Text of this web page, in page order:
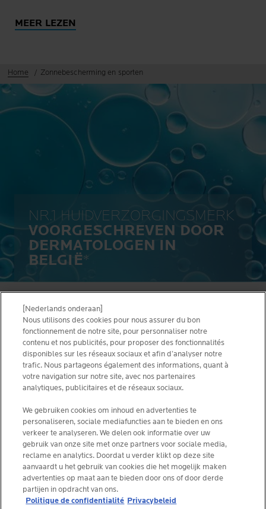
MEER LEZEN
Home Zonnebescherming en sporten
NR.1 HUIDVERZORGINGSMERK
VOORGESCHREVEN DOOR
DERMATOLOGEN IN
BELGIË*
ALGEMENE VOORWAARDEN
CONTACTEER ONS
PRIVACY POLICY
SITEMAP
COOKIES POLICY
NEWSLETTER
FOUNDATION LA ROCHE-POSAY
KIES JOUW LAND
La Roche-Posay Laboratoire Dermatologique CAI
86270 La Roche-Posay France
consumercareNL@loreal.com
[Nederlands onderaan]
Nous utilisons des cookies pour nous assurer du bon
fonctionnement de notre site, pour personnaliser notre
contenu et nos publicités, pour proposer des fonctionnalités
disponibles sur les réseaux sociaux et afin d’analyser notre
trafic. Nous partageons également des informations, quant à
votre navigation sur notre site, avec nos partenaires
analytiques, publicitaires et de réseaux sociaux.
We gebruiken cookies om inhoud en advertenties te
personaliseren, sociale mediafuncties aan te bieden en ons
verkeer te analyseren. We delen ook informatie over uw
gebruik van onze site met onze partners voor sociale media,
reclame en analytics. Doordat u verder klikt op deze site
aanvaardt u het gebruik van cookies die het mogelijk maken
advertenties op maat aan te bieden door ons of door derde
partijen in opdracht van ons.
Politique de confidentialité Privacybeleid